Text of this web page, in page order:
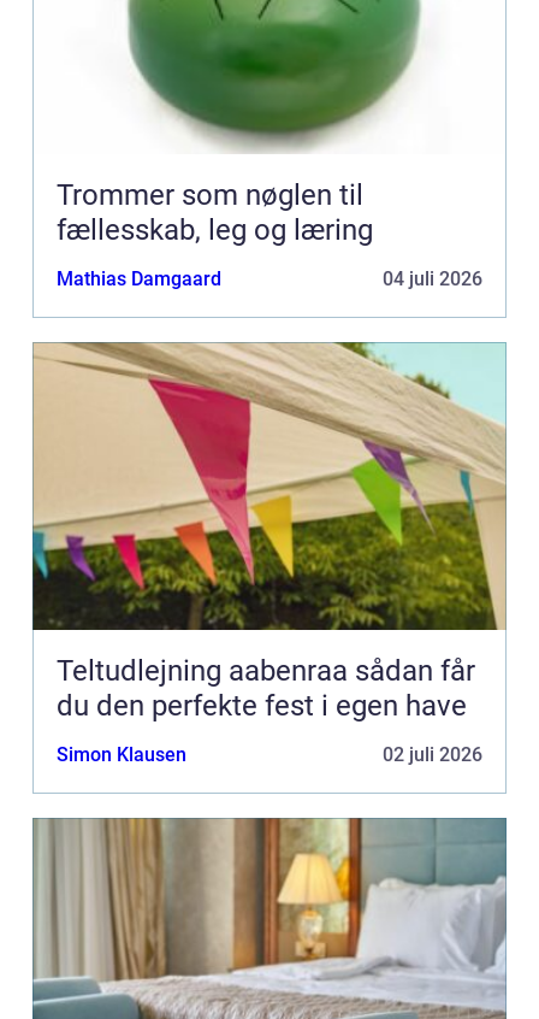
Trommer som nøglen til
fællesskab, leg og læring
Mathias Damgaard 04 juli 2026
Teltudlejning aabenraa sådan får
du den perfekte fest i egen have
Simon Klausen 02 juli 2026